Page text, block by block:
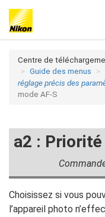
Centre de
Guide des menus
réglage précis des
mode AF-S
a2 :
Choisissez si vous
l’appareil photo